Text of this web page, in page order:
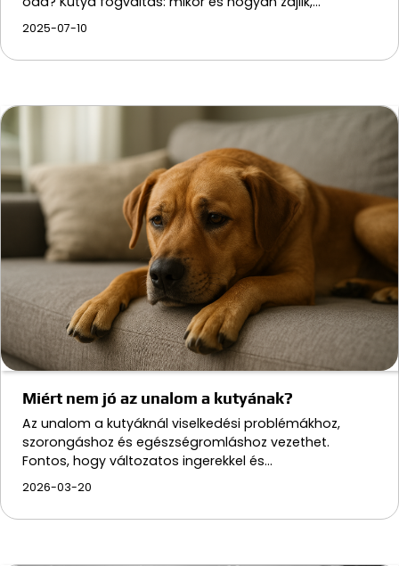
2025-07-10
Miért nem jó az unalom a kutyának?
Az unalom a kutyáknál viselkedési problémákhoz,
szorongáshoz és egészségromláshoz vezethet.
Fontos, hogy változatos ingerekkel és…
2026-03-20